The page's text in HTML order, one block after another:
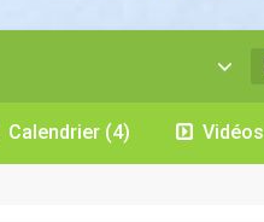
Calendrier (4) Vidéos